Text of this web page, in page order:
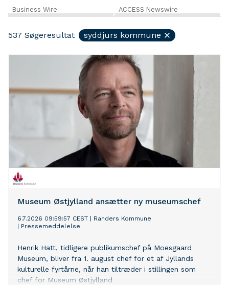
Business Wire ACCESS Newswire
537 Søgeresultat syddjurs kommune
Museum Østjylland ansætter ny museumschef
6.7.2026 09:59:57 CEST
Randers Kommune
Pressemeddelelse
Henrik Hatt, tidligere publikumschef på Moesgaard
Museum, bliver fra 1. august chef for et af Jyllands
kulturelle fyrtårne, når han tiltræder i stillingen som
chef for Museum Østjylland